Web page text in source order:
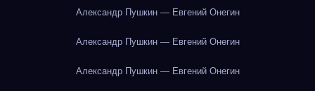
Александр Пушкин — Евгений Онегин
Александр Пушкин — Евгений Онегин
Александр Пушкин — Евгений Онегин